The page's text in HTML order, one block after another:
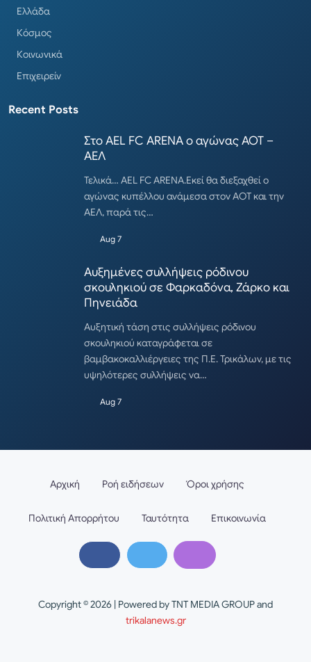
Ελλάδα
Κόσμος
Κοινωνικά
Επιχειρείν
Recent Posts
Στο AEL FC ARENA ο αγώνας ΑΟΤ –
ΑΕΛ
Τελικά… AEL FC ARENA.Εκεί θα διεξαχθεί ο
αγώνας κυπέλλου ανάμεσα στον ΑΟΤ και την
ΑΕΛ, παρά τις…
Aug 7
Αυξημένες συλλήψεις ρόδινου
σκουληκιού σε Φαρκαδόνα, Ζάρκο και
Πηνειάδα
Αυξητική τάση στις συλλήψεις ρόδινου
σκουληκιού καταγράφεται σε
βαμβακοκαλλιέργειες της Π.Ε. Τρικάλων, με τις
υψηλότερες συλλήψεις να…
Aug 7
Copyright © 2026 | Powered by TNT MEDIA GROUP and
trikalanews.gr
Αρχική Ροή ειδήσεων Όροι χρήσης
Πολιτική Απορρήτου Ταυτότητα Επικοινωνία